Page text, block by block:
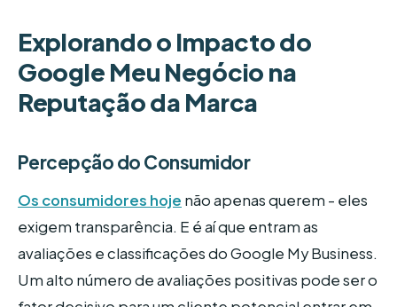
Explorando o Impacto do
Google Meu Negócio na
Reputação da Marca
Percepção do Consumidor
Os consumidores hoje não apenas querem - eles
exigem transparência. E é aí que entram as
avaliações e classificações do Google My Business.
Um alto número de avaliações positivas pode ser o